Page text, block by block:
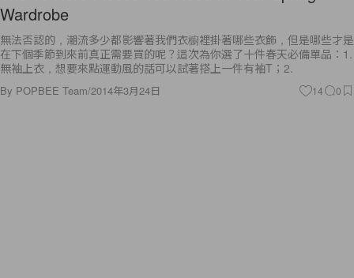
Wardrobe
無法否認的，潮流多少都影響著我們衣櫥裡掛著哪些衣飾，但是哪些才是
在下個季節到來前真正需要買的呢？這次為你選了十件春天必備單品：1.
無袖上衣，想要來點運動風的話可以試著搭上一件有袖T；2.
By POPBEE Team/2014年3月24日 14 0